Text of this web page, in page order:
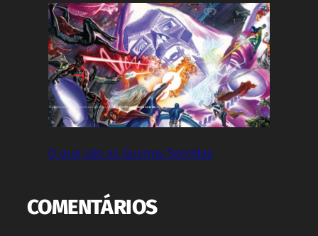
O que são as Guerras Secretas
COMENTÁRIOS